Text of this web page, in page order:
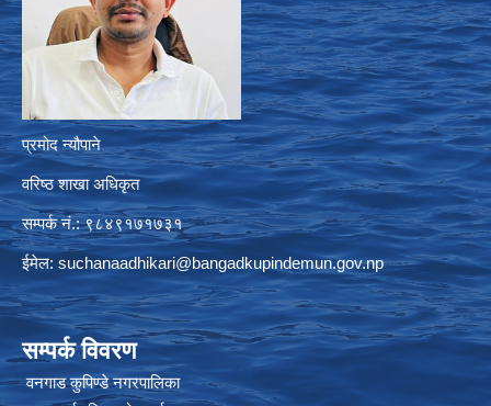
प्रमोद न्यौपाने
वरिष्ठ शाखा अधिकृत
सम्पर्क नं.: ९८४९१७१७३१
ईमेल: suchanaadhikari@bangadkupindemun.gov.np
सम्पर्क विवरण
वनगाड कुपिण्डे नगरपालिका